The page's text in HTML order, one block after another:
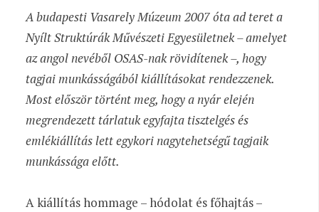
A budapesti Vasarely Múzeum 2007 óta ad teret a
Nyílt Struktúrák Művészeti Egyesületnek – amelyet
az angol nevéből OSAS-nak rövidítenek –, hogy
tagjai munkásságából kiállításokat rendezzenek.
Most először történt meg, hogy a nyár elején
megrendezett tárlatuk egyfajta tisztelgés és
emlékiállítás lett egykori nagytehetségű tagjaik
munkássága előtt.
A kiállítás hommage – hódolat és főhajtás –